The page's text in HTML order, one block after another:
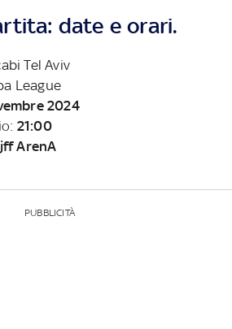
date e orari.
Tel Aviv
League
2024
21:00
ArenA
PUBBLICITÀ